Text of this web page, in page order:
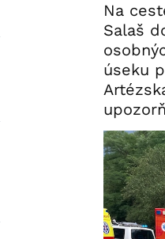
Na
Salaš
úseku